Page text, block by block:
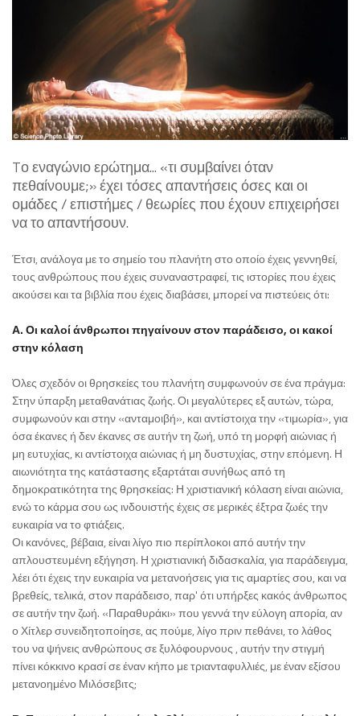
Tο εναγώνιο ερώτημα... «τι συμβαίνει όταν
πεθαίνουμε;» έχει τόσες απαντήσεις όσες και οι
ομάδες / επιστήμες / θεωρίες που έχουν επιχειρήσει
να το απαντήσουν.
Έτσι, ανάλογα με το σημείο του πλανήτη στο οποίο έχεις γεννηθεί,
τους ανθρώπους που έχεις συναναστραφεί, τις ιστορίες που έχεις
ακούσει και τα βιβλία που έχεις διαβάσει, μπορεί να πιστεύεις ότι:
Α. Οι καλοί άνθρωποι πηγαίνουν στον παράδεισο, οι κακοί
στην κόλαση
Όλες σχεδόν οι θρησκείες του πλανήτη συμφωνούν σε ένα πράγμα:
Στην ύπαρξη μεταθανάτιας ζωής. Οι μεγαλύτερες εξ αυτών, τώρα,
συμφωνούν και στην «ανταμοιβή», και αντίστοιχα την «τιμωρία», για
όσα έκανες ή δεν έκανες σε αυτήν τη ζωή, υπό τη μορφή αιώνιας ή
μη ευτυχίας, κι αντίστοιχα αιώνιας ή μη δυστυχίας, στην επόμενη. Η
αιωνιότητα της κατάστασης εξαρτάται συνήθως από τη
δημοκρατικότητα της θρησκείας: Η χριστιανική κόλαση είναι αιώνια,
ενώ το κάρμα σου ως ινδουιστής έχεις σε μερικές έξτρα ζωές την
ευκαιρία να το φτιάξεις.
Οι κανόνες, βέβαια, είναι λίγο πιο περίπλοκοι από αυτήν την
απλουστευμένη εξήγηση. Η χριστιανική διδασκαλία, για παράδειγμα,
λέει ότι έχεις την ευκαιρία να μετανοήσεις για τις αμαρτίες σου, και να
βρεθείς, τελικά, στον παράδεισο, παρ' ότι υπήρξες κακός άνθρωπος
σε αυτήν την ζωή. «Παραθυράκι» που γεννά την εύλογη απορία, αν
ο Χίτλερ συνειδητοποίησε, ας πούμε, λίγο πριν πεθάνει, το λάθος
του να ψήνεις ανθρώπους σε ξυλόφουρνους , αυτήν την στιγμή
πίνει κόκκινο κρασί σε έναν κήπο με τριανταφυλλιές, με έναν εξίσου
μετανοημένο Μιλόσεβιτς;